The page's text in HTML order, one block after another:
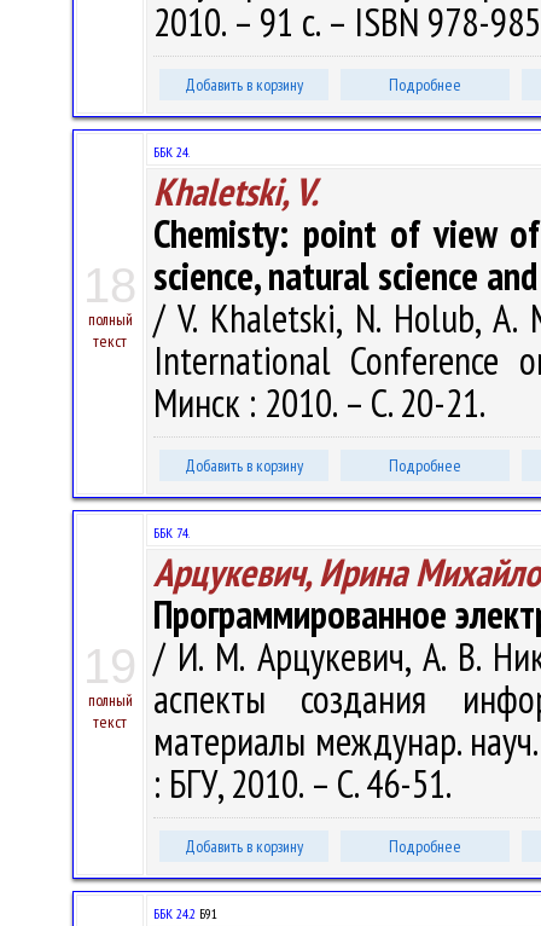
2010. – 91 с. – ISBN 978-
Добавить в корзину Подробнее
18
полный
текст
ББК 24.
Khaletski, V.
Chemisty: point of view
science, natural science
/ V. Khaletski, N. Holub,
International Conference
Минск : 2010. – С. 20-21.
Добавить в корзину Подробнее
19
полный
текст
ББК 74.
Арцукевич, Ирина
Программированное
/ И. М. Арцукевич, А. В.
аспекты создания
материалы междунар.
: БГУ, 2010. – С. 46-51.
Добавить в корзину Подробнее
ББК 24.2 Б91